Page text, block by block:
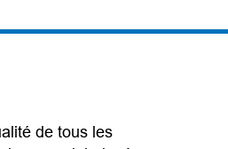
de tous les